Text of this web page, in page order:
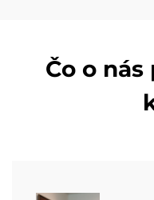
Čo o